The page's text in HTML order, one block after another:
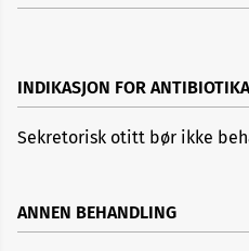
INDIKASJON FOR
Sekretorisk otitt bør ikke
ANNEN BEHANDLING